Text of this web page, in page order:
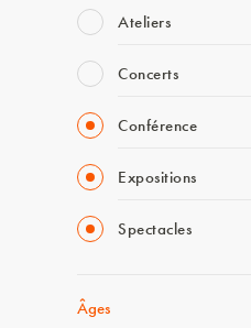
Ateliers
Concerts
Conférence
Expositions
Spectacles
Âges